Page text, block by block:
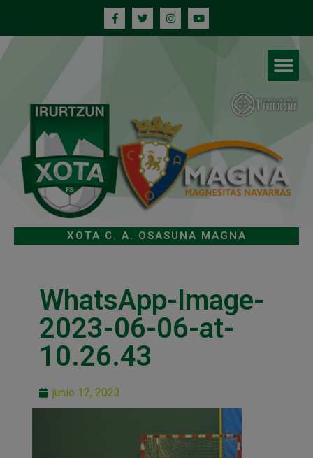
XOTA C. A. OSASUNA MAGNA
WhatsApp-Image-
2023-06-06-at-
10.26.43
junio 12, 2023